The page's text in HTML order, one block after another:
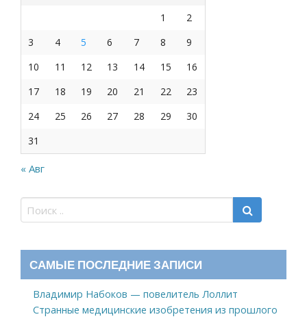
1
2
3
4 5 6 7 8
9
10
11 12 13 14 15
16
17
18 19 20 21 22
23
24
25 26 27 28 29
30
31
« Авг
САМЫЕ ПОСЛЕДНИЕ ЗАПИСИ
Владимир Набоков — повелитель Лоллит
Странные медицинские изобретения из прошлого